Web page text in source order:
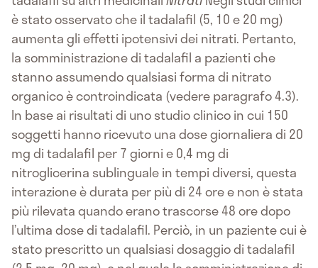
è stato osservato che il tadalafil (5, 10 e 20 mg)
aumenta gli effetti ipotensivi dei nitrati. Pertanto,
la somministrazione di tadalafil a pazienti che
stanno assumendo qualsiasi forma di nitrato
organico è controindicata (vedere paragrafo 4.3).
In base ai risultati di uno studio clinico in cui 150
soggetti hanno ricevuto una dose giornaliera di 20
mg di tadalafil per 7 giorni e 0,4 mg di
nitroglicerina sublinguale in tempi diversi, questa
interazione è durata per più di 24 ore e non è stata
più rilevata quando erano trascorse 48 ore dopo
l’ultima dose di tadalafil. Perciò, in un paziente cui è
stato prescritto un qualsiasi dosaggio di tadalafil